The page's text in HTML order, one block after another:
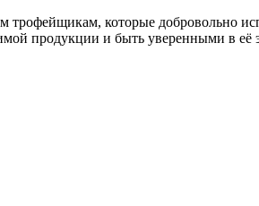
которые добровольно
продукции и быть уверенными в её